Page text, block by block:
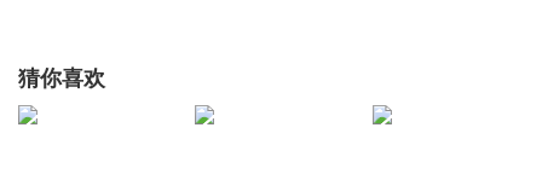
猜你喜欢